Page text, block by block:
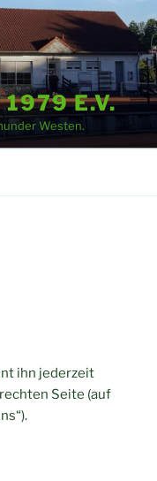
1979 E.V.
Westen.
ihn jederzeit
Seite (auf